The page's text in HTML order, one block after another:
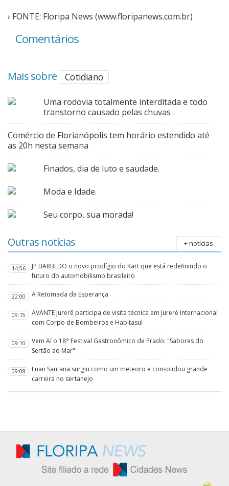
› FONTE: Floripa News (www.floripanews.com.br)
Comentários
Mais sobre Cotidiano
Uma rodovia totalmente interditada e todo
transtorno causado pelas chuvas
Comércio de Florianópolis tem horário estendido até
as 20h nesta semana
Finados, dia de luto e saudade.
Moda e Idade.
Seu corpo, sua morada!
Outras notícias + notícias
14:56
JP BARBEDO o novo prodígio do Kart que está redefinindo o
futuro do automobilismo brasileiro
22:00 A Retomada da Esperança
09:15
AVANTE Jurerê participa de visita técnica em Jurerê Internacional
com Corpo de Bombeiros e Habitasul
09:10
Vem Aí o 18° Festival Gastronômico de Prado: "Sabores do
Sertão ao Mar"
09:08
Luan Santana surgiu como um meteoro e consolidou grande
carreira no sertanejo